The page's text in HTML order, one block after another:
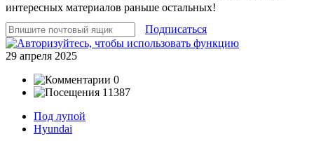
интересных материалов раньше остальных!
Подписаться
29 апреля 2025
0
11387
Под лупой
Hyundai